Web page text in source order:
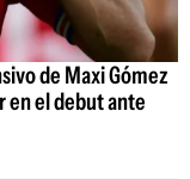
de Maxi Gómez
en el debut ante